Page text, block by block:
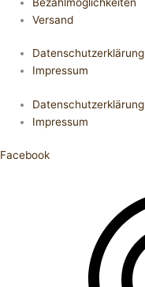
Versand
Datenschutzerklärung
Impressum
Datenschutzerklärung
Impressum
Facebook